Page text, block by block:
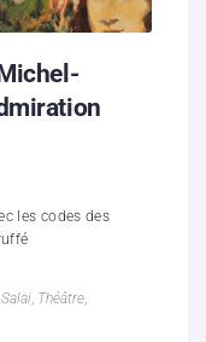
les codes des
Salai, Théâtre,